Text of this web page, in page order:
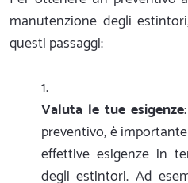
manutenzione degli
questi passaggi:
Valuta le tue esigenze
preventivo, è
effettive esigenze in
degli estintori. Ad